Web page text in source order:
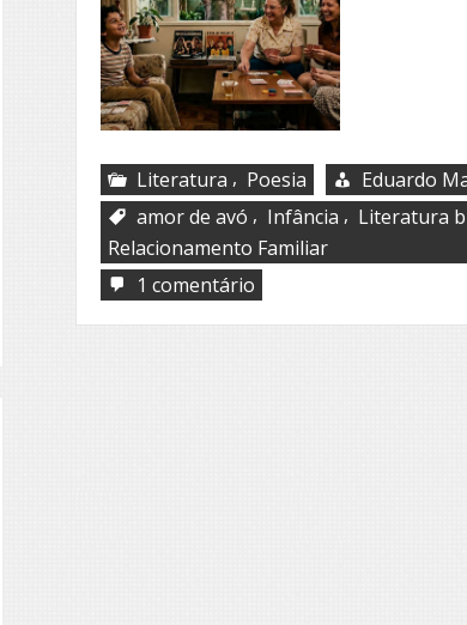
Literatura , Poesia
Eduardo
amor de avó , Infância , Literatura
Relacionamento Familiar
1 comentário
Sangue
latino